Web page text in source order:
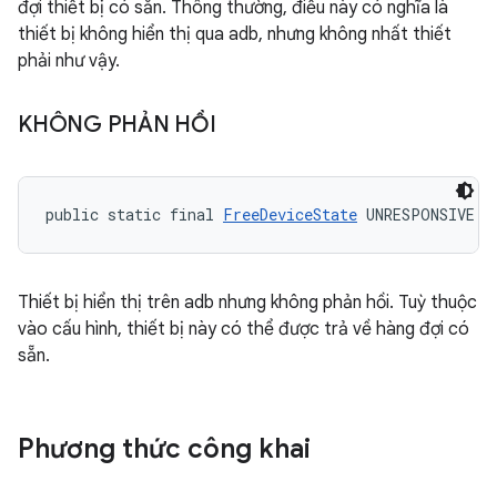
đợi thiết bị có sẵn. Thông thường, điều này có nghĩa là
thiết bị không hiển thị qua adb, nhưng không nhất thiết
phải như vậy.
KHÔNG PHẢN HỒI
public static final FreeDeviceState UNRESPONSIVE
Thiết bị hiển thị trên adb nhưng không phản hồi. Tuỳ thuộc
vào cấu hình, thiết bị này có thể được trả về hàng đợi có
sẵn.
Phương thức công khai